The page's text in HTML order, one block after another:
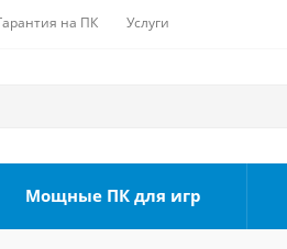
на ПК Услуги
Мощные ПК для игр